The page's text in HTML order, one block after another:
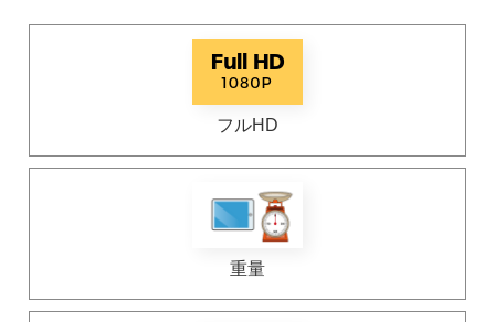
フルHD
重量